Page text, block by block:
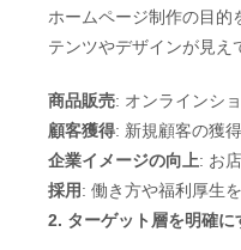
ホームページ制作の目的
テンツやデザインが見え
商品販売: オンラインシ
顧客獲得: 新規顧客の獲
企業イメージの向上: お
採用: 働き方や福利厚生
2. ターゲット層を明確に